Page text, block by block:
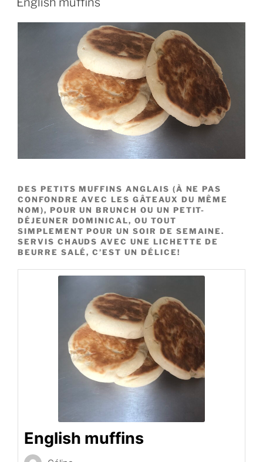
DES PETITS MUFFINS ANGLAIS (À NE PAS
CONFONDRE AVEC LES GÂTEAUX DU MÊME
NOM), POUR UN BRUNCH OU UN PETIT-
DÉJEUNER DOMINICAL, OU TOUT
SIMPLEMENT POUR UN SOIR DE SEMAINE.
SERVIS CHAUDS AVEC UNE LICHETTE DE
BEURRE SALÉ, C’EST UN DÉLICE!
English muffins